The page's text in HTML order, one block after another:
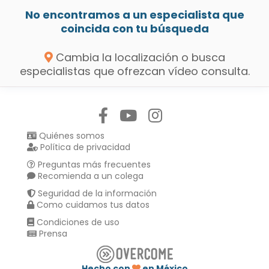
No encontramos a un especialista que
coincida con tu búsqueda
Cambia la localización o busca
especialistas que ofrezcan vídeo consulta.
Quiénes somos
Política de privacidad
Preguntas más frecuentes
Recomienda a un colega
Seguridad de la información
Como cuidamos tus datos
Condiciones de uso
Prensa